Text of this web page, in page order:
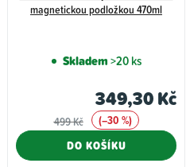
magnetickou podložkou 470ml
Skladem>20 ks
349,30 Kč
499 Kč
(–30 %)
DO KOŠÍKU